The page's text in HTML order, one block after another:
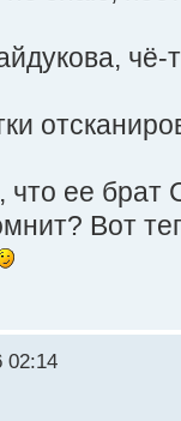
ее брат
Вот
02:14